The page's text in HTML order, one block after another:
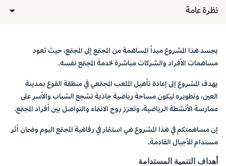
نظرة عامة
يجسد هذا المشروع مبدأ المساهمة من المجتمع إلى المجتمع، حيث تعود
مساهمات الأفراد والشركات مباشرة لخدمة المجتمع نفسه.
يهدف المشروع إلى إعادة تأهيل الملعب المجتمعي في منطقة القوع بمدينة
العين، وتطويره ليكون مساحة رياضية جاذبة تشجع الشباب والأسر على
ممارسة الأنشطة الرياضية، وتعزز روح الانتماء والتواصل بين أفراد المجتمع.
إن مساهمتكم في هذا المشروع هي استثمار في رفاهية المجتمع اليوم وضمان أثر
مستدام للأجيال القادمة.
أهداف التنمية المستدامة